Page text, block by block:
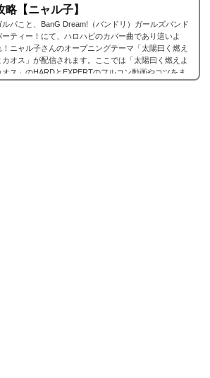
略【ニャル子】
ルパこと、BanG Dream!（バンドリ）ガールズバンド
ーティー！にて、ハロハピのカバー曲であり這いよ
！ニャル子さんのオープニングテーマ「太陽曰く燃え
カオス」が配信されます。ここでは「太陽曰く燃えよ
オス」のHARDとEXPERTのフルコン動画やコツをま